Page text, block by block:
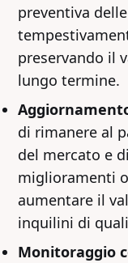
preventiva
preservando il
lungo termine.
di rimanere al
del mercato e
miglioramenti
aumentare il
inquilini di
Monitoraggio